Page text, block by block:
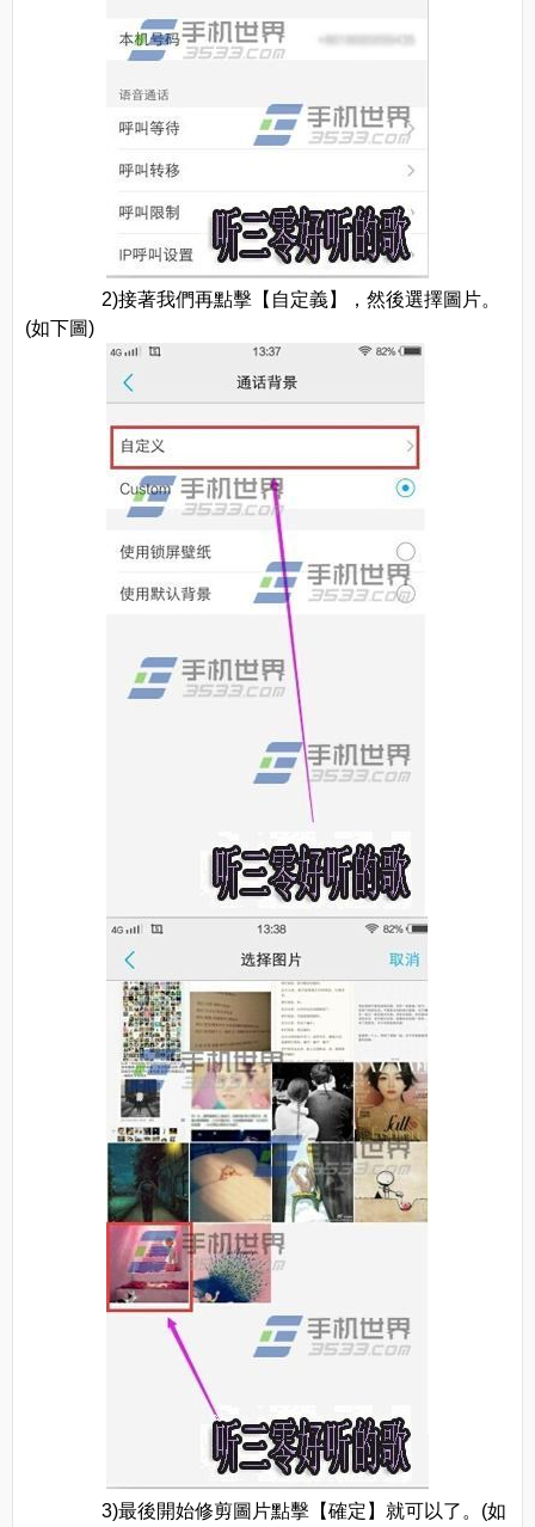
2)接著我們再點擊【自定義】，然後選擇圖片。
(如下圖)
3)最後開始修剪圖片點擊【確定】就可以了。(如